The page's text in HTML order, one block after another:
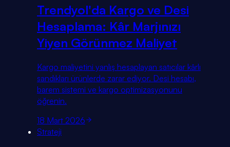
Trendyol'da Kargo ve Desi
Hesaplama: Kâr Marjınızı
Yiyen Görünmez Maliyet
Kargo maliyetini yanlış hesaplayan satıcılar kârlı
sandıkları ürünlerde zarar ediyor. Desi hesabı,
barem sistemi ve kargo optimizasyonunu
öğrenin.
18 Mart 2026
Strateji